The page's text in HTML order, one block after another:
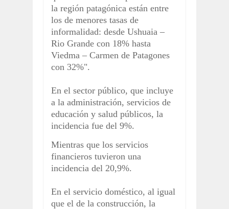
la región patagónica están entre
los de menores tasas de
informalidad: desde Ushuaia –
Rio Grande con 18% hasta
Viedma – Carmen de Patagones
con 32%".
En el sector público, que incluye
a la administración, servicios de
educación y salud públicos, la
incidencia fue del 9%.
Mientras que los servicios
financieros tuvieron una
incidencia del 20,9%.
En el servicio doméstico, al igual
que el de la construcción, la